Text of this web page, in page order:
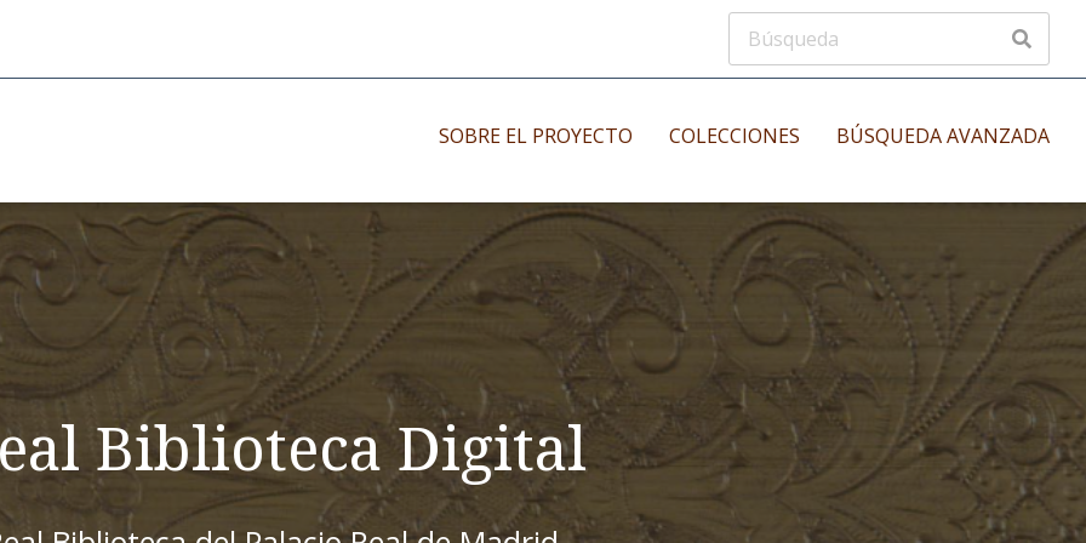
SOBRE EL PROYECTO COLECCIONES
Impresos antiguos
Impresos modernos
Impresos menores
Manuscritos musicales
Incunables
BÚSQUEDA AVANZADA
Biblioteca Digital